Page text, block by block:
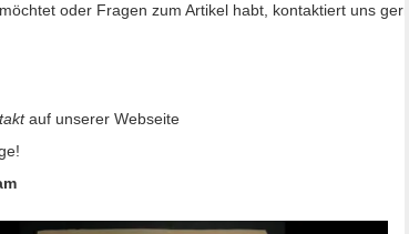
oder Fragen zum Artikel habt, kontaktiert uns gern:
auf unserer Webseite